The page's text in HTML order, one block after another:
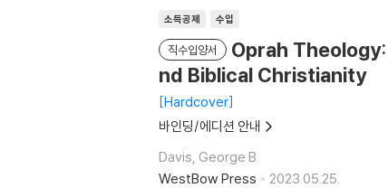
소득공제 수입
직수입양서
Oprah
nd Biblical Christianity
Hardcover
바인딩/에디션 안내
Davis, George B.
WestBow Press
2023.05.25.